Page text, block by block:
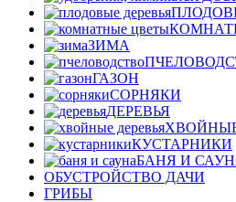
ЗИМА
ГАЗОН
СОРНЯКИ
ДЕРЕВЬЯ
КУСТАРНИКИ
БАНЯ И
ОБУСТРОЙСТВО ДАЧИ
ГРИБЫ